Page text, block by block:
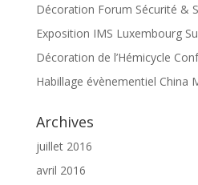
Décoration Forum Sécurité &
Exposition IMS Luxembourg
Décoration de l’Hémicycle
Habillage évènementiel China
Archives
juillet 2016
avril 2016